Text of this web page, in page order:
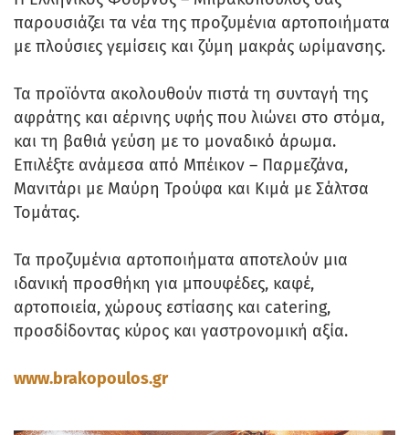
παρουσιάζει τα νέα της προζυμένια αρτοποιήματα
με πλούσιες γεμίσεις και ζύμη μακράς ωρίμανσης.
Τα προϊόντα ακολουθούν πιστά τη συνταγή της
αφράτης και αέρινης υφής που λιώνει στο στόμα,
και τη βαθιά γεύση με το μοναδικό άρωμα.
Επιλέξτε ανάμεσα από Μπέικον – Παρμεζάνα,
Μανιτάρι με Μαύρη Τρούφα και Κιμά με Σάλτσα
Τομάτας.
Τα προζυμένια αρτοποιήματα αποτελούν μια
ιδανική προσθήκη για μπουφέδες, καφέ,
αρτοποιεία, χώρους εστίασης και catering,
προσδίδοντας κύρος και γαστρονομική αξία.
www.brakopoulos.gr